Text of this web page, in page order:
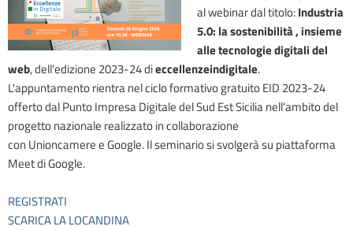
al webinar dal titolo:Industria
5.0: la sostenibilità , insieme
alle tecnologie digitali del
web, dell'edizione 2023-24 dieccellenzeindigitale.
L'appuntamento rientra nel ciclo formativo gratuito EID 2023-24
offerto dal Punto Impresa Digitale del Sud Est Sicilia nell'ambito del
progetto nazionale realizzato in collaborazione
con Unioncamere e Google. Il seminario si svolgerà su piattaforma
Meet di Google.
REGISTRATI
SCARICA LA LOCANDINA